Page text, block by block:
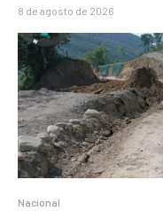
8 de agosto de 2026
Nacional